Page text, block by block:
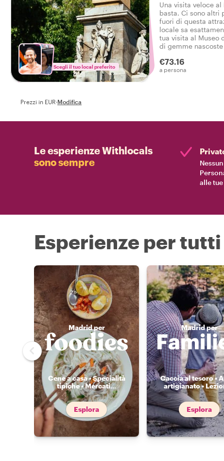
Scegli il tuo local preferito
Una visita veloce al
basta. Ci sono altri
fuori di questa
locale sa
tua visita al Museo
di gemme
un bel momento!
€73.16
a persona
Prezzi in EUR·Modifica
Le esperienze Withlocals
sono sempre
alle
Esperienze per
Madrid per
Cene a casa • Specialità
tipiche • Mercati...
Esplora
Madrid per
Caccia al tesoro •
artigianato •
Esplora